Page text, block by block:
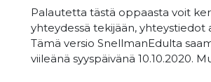
Palautetta tästä oppaasta voit
yhteydessä tekijään, yhteystiedot
Tämä versio SnellmanEdulta
viileänä syyspäivänä 10.10.2020.